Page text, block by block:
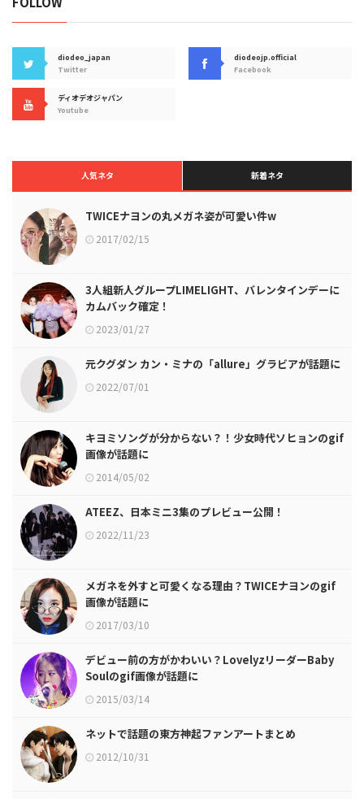
diodeo_japan
Twitter
diodeojp.official
Facebook
ディオデオジャパン
Youtube
人気ネタ 新着ネタ
TWICEナヨンの丸メガネ姿が可愛い件w
2017/02/15
3人組新人グループLIMELIGHT、バレンタインデーに
カムバック確定！
2023/01/27
元クグダン カン・ミナの「allure」グラビアが話題に
2022/07/01
キヨミソングが分からない？！少女時代ソヒョンのgif
画像が話題に
2014/05/02
ATEEZ、日本ミニ3集のプレビュー公開！
2022/11/23
メガネを外すと可愛くなる理由？TWICEナヨンのgif
画像が話題に
2017/03/10
デビュー前の方がかわいい？LovelyzリーダーBaby
Soulのgif画像が話題に
2015/03/14
ネットで話題の東方神起ファンアートまとめ
2012/10/31